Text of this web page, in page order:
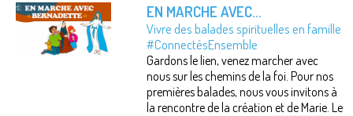
EN MARCHE AVEC...
Vivre des balades spirituelles en famille
#ConnectésEnsemble
Gardons le lien, venez marcher avec
nous sur les chemins de la foi. Pour nos
premières balades, nous vous invitons à
la rencontre de la création et de Marie. Le